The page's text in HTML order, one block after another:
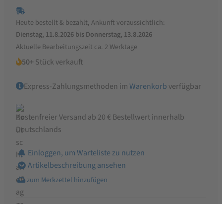
180
g
Menge
Heute bestellt & bezahlt, Ankunft voraussichtlich:
Dienstag, 11.8.2026 bis Donnerstag, 13.8.2026
Aktuelle Bearbeitungszeit ca. 2 Werktage
50+Stück verkauft
Express-Zahlungsmethoden imWarenkorb verfügbar
Kostenfreier Versand ab 20 € Bestellwert innerhalb
Deutschlands
Einloggen, um Warteliste zu nutzen
Artikelbeschreibung ansehen